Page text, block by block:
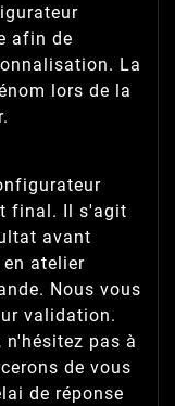
afin de
La
lors de la
final. Il s'agit
avant
atelier
Nous vous
validation.
pas à
de vous
de réponse